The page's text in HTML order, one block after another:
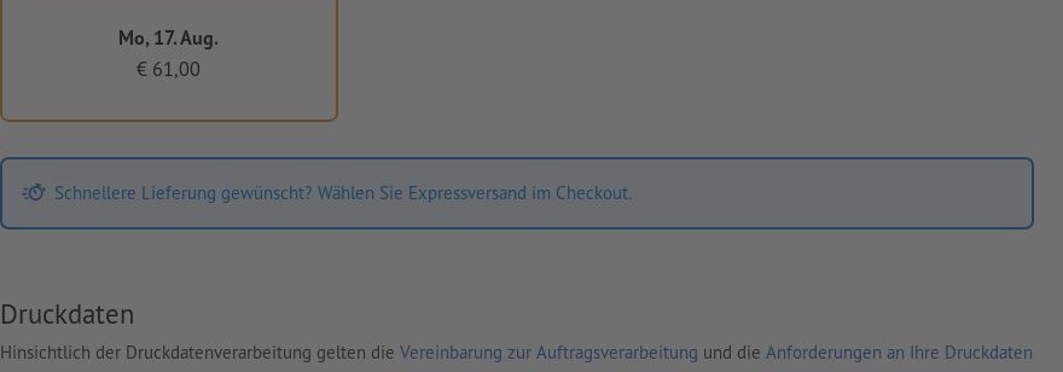
Mo, 17. Aug.
€ 61,00
Schnellere Lieferung gewünscht? Wählen Sie Expressversand im Checkout.
Druckdaten
Hinsichtlich der Druckdatenverarbeitung gelten die Vereinbarung zur Auftragsverarbeitung und die Anforderungen an Ihre Druckdaten